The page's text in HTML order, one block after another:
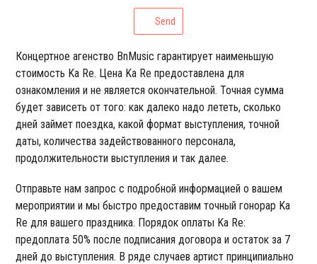
Send
Концертное агенство BnMusic гарантирует наименьшую
стоимость Ka Re. Цена Ka Re предоставлена для
ознакомления и не является окончательной. Точная сумма
будет зависеть от того: как далеко надо лететь, сколько
дней займет поездка, какой формат выступления, точной
даты, количества задействованного персонала,
продолжительности выступления и так далее.
Отправьте нам запрос с подробной информацией о вашем
мероприятии и мы быстро предоставим точный гонорар Ka
Re для вашего праздника. Порядок оплаты Ka Re:
предоплата 50% после подписания договора и остаток за 7
дней до выступления. В ряде случаев артист принципиально